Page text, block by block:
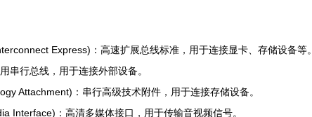
Express)：高速扩展总线标准，用于连接显卡、存储设备等。
串行总线，用于连接外部设备。
Attachment)：串行高级技术附件，用于连接存储设备。
Interface)：高清多媒体接口，用于传输音视频信号。